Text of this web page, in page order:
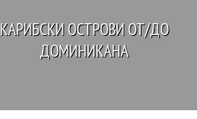
КАРИБСКИ ОСТРОВИ ОТ/ДО
ДОМИНИКАНА